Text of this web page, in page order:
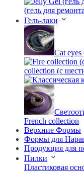
(гель для
Гель-лаки
Cat
collection (с
French collection
Верхние Формы
Формы для
Продукция для
Пилки
Пластиковая